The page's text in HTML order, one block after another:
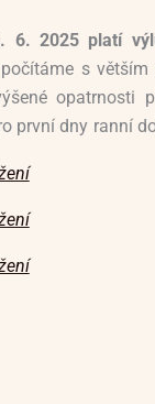
6. 2025 platí
s
opatrnosti
první dny ranní